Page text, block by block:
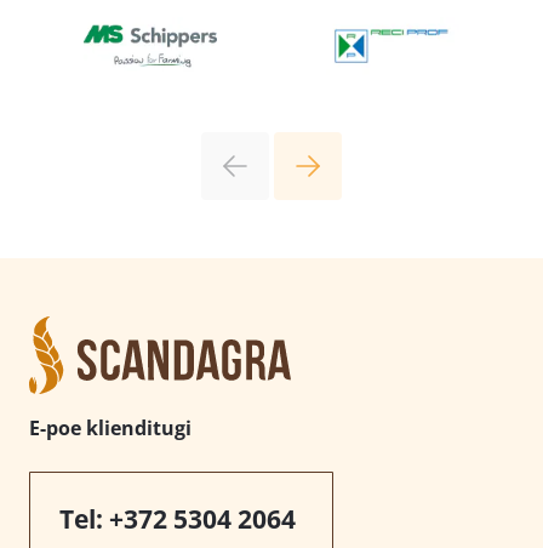
E-poe klienditugi
Tel: +372 5304 2064